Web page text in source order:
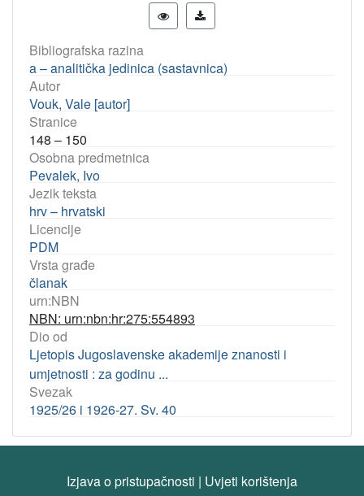
Bibliografska razina
a – analitička jedinica (sastavnica)
Autor
Vouk, Vale [autor]
Stranice
148 – 150
Osobna predmetnica
Pevalek, Ivo
Jezik teksta
hrv – hrvatski
Licencije
PDM
Vrsta građe
članak
urn:NBN
NBN: urn:nbn:hr:275:554893
Dio od
Ljetopis Jugoslavenske akademije znanosti i
umjetnosti : za godinu ...
Svezak
1925/26 i 1926-27. Sv. 40
Izjava o pristupačnosti | Uvjeti korištenja